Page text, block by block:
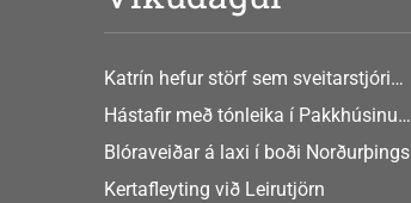
Katrín hefur störf sem sveitarstjóri
Þingeyjarsveitar
Hástafir með tónleika í Pakkhúsinu
Hafnarstræti 19
Blóraveiðar á laxi í boði Norðurþings
Kertafleyting við Leirutjörn